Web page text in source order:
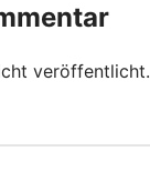
veröffentlicht.